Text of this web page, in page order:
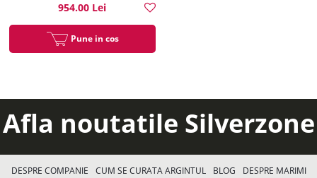
954.00 Lei
Pune in cos
Afla noutatile Silverzone
DESPRE COMPANIE CUM SE CURATA ARGINTUL BLOG
DESPRE MARIMI